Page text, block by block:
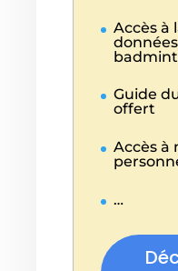
Accès à
Guide
offert
Accès à
…